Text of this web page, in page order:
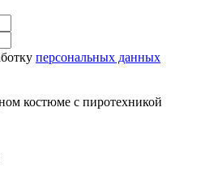
персональных данных
костюме с пиротехникой